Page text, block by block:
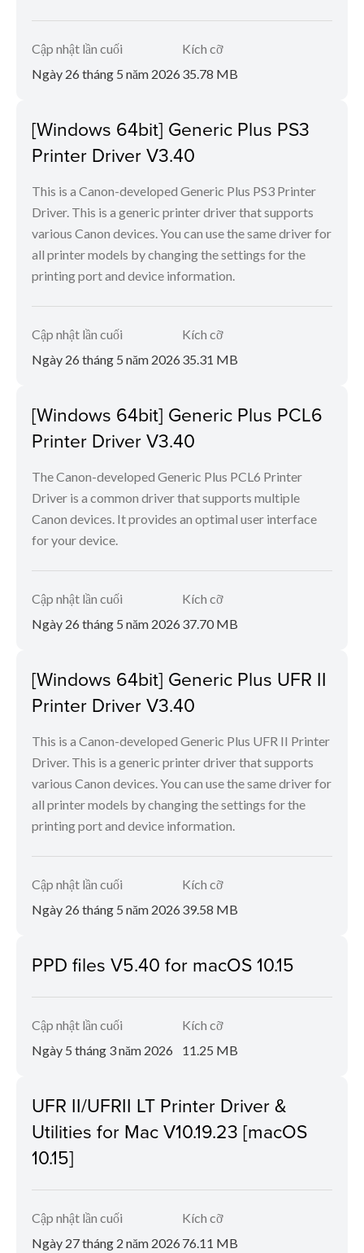
Cập nhật lần cuối
Ngày 26 tháng 5 năm 2026
Kích cỡ
35.78 MB
[Windows 64bit] Generic Plus PS3
Printer Driver V3.40
This is a Canon-developed Generic Plus PS3 Printer
Driver. This is a generic printer driver that supports
various Canon devices. You can use the same driver for
all printer models by changing the settings for the
printing port and device information.
Cập nhật lần cuối
Ngày 26 tháng 5 năm 2026
Kích cỡ
35.31 MB
[Windows 64bit] Generic Plus PCL6
Printer Driver V3.40
The Canon-developed Generic Plus PCL6 Printer
Driver is a common driver that supports multiple
Canon devices. It provides an optimal user interface
for your device.
Cập nhật lần cuối
Ngày 26 tháng 5 năm 2026
Kích cỡ
37.70 MB
[Windows 64bit] Generic Plus UFR II
Printer Driver V3.40
This is a Canon-developed Generic Plus UFR II Printer
Driver. This is a generic printer driver that supports
various Canon devices. You can use the same driver for
all printer models by changing the settings for the
printing port and device information.
Cập nhật lần cuối
Ngày 26 tháng 5 năm 2026
Kích cỡ
39.58 MB
PPD files V5.40 for macOS 10.15
Cập nhật lần cuối
Ngày 5 tháng 3 năm 2026
Kích cỡ
11.25 MB
UFR II/UFRII LT Printer Driver &
Utilities for Mac V10.19.23 [macOS
10.15]
Cập nhật lần cuối
Ngày 27 tháng 2 năm 2026
Kích cỡ
76.11 MB